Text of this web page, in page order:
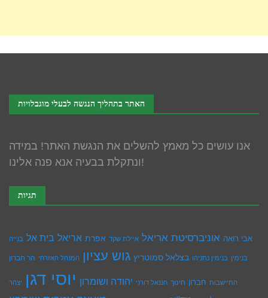
האתר בתהליך הנגשה לבעלי מוגבלויות
אנו עושים כל מאמץ להשלים את הנגשת האתר! במידה
ונתקלת בבעיה אנא פנה אלינו!
תגיות
אבי רואה אוניברסיטת אריאל איילת שקד אפרת אריאל בית אל בנייה
בנימין בנימין נתניהו בצלאל סמוטריץ גוש עציון המנהל האזרחי הר חברון
התיישבות חברון חינוך חננאל דורני יהודה ושומרון יוסי דגן יצהר